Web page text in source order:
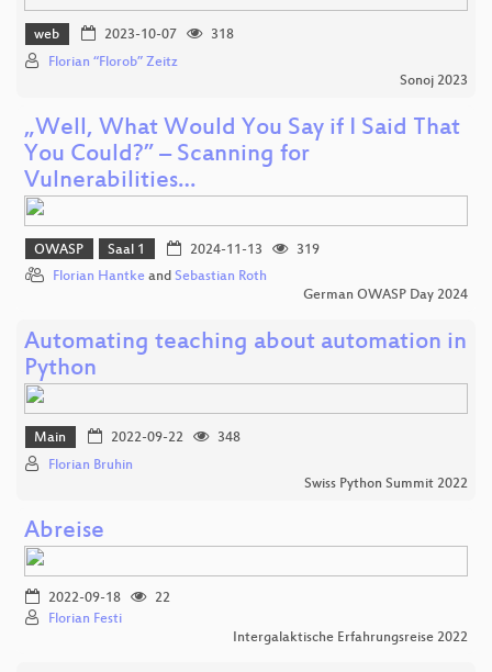
web 2023-10-07
318
Florian “Florob” Zeitz
Sonoj 2023
„Well, What Would You Say if I Said That
You Could?” – Scanning for
Vulnerabilities…
OWASP Saal 1 2024-11-13
319
Florian Hantke and Sebastian Roth
German OWASP Day 2024
Automating teaching about automation in
Python
Main 2022-09-22
348
Florian Bruhin
Swiss Python Summit 2022
Abreise
2022-09-18
22
Florian Festi
Intergalaktische Erfahrungsreise 2022